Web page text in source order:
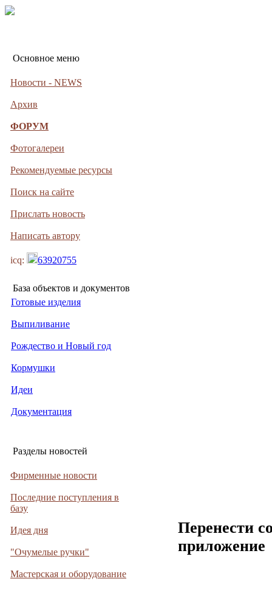
Основное меню
Новости - NEWS
Архив
ФОРУМ
Фотогалереи
Рекомендуемые ресурсы
Поиск на сайте
Прислать новость
Написать автору
icq: 63920755
База объектов и документов
Готовые изделия
Выпиливание
Рождество и Новый год
Кормушки
Идеи
Документация
Разделы новостей
Фирменные новости
Последние поступления в
базу
Идея дня
"Очумелые ручки"
Мастерская и оборудование
Перенести
приложение